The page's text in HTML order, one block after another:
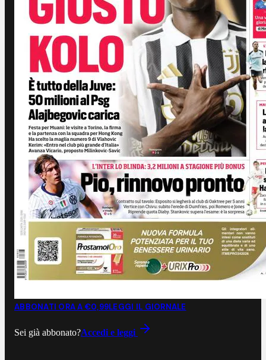
ABBONATI ORA A €0,99LEGGI IL GIORNALE
Sei già abbonato?Accedi e leggi